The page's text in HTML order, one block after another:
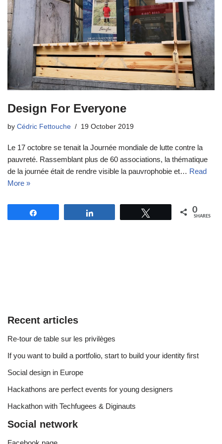
Design For Everyone
by Cédric Fettouche 19 October 2019
Le 17 octobre se tenait la Journée mondiale de lutte contre la
pauvreté. Rassemblant plus de 60 associations, la thématique
de la journée était de rendre visible la pauvrophobie et… Read
More »
0
SHARES
Recent articles
Re-tour de table sur les privilèges
If you want to build a portfolio, start to build your identity first
Social design in Europe
Hackathons are perfect events for young designers
Hackathon with Techfugees & Diginauts
Social network